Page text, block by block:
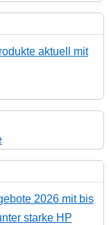
aktuell mit
2026 mit bis
starke HP